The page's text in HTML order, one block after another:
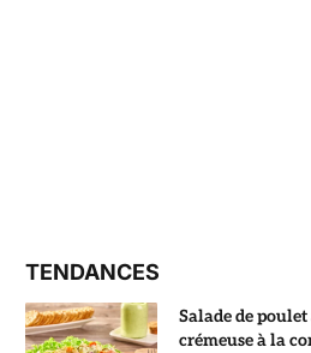
TENDANCES
Salade de
crémeuse à la